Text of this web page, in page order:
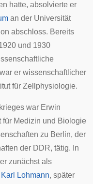
hatte, absolvierte er
an der Universität
abschloss. Bereits
und 1930
er wissenschaftlicher
für Zellphysiologie.
war Erwin
für Medizin und Biologie
zu Berlin, der
der DDR, tätig. In
zunächst als
Karl Lohmann, später